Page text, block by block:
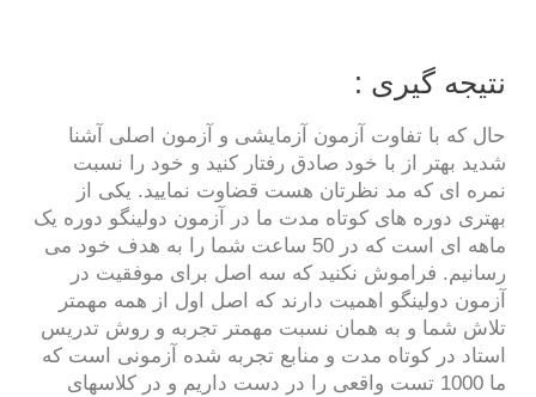
نتیجه گیری :
حال که با تفاوت آزمون آزمایشی و آزمون اصلی آشنا
شدید بهتر از با خود صادق رفتار کنید و خود را نسبت
نمره ای که مد نظرتان هست قضاوت نمایید. یکی از
بهتری دوره های کوتاه مدت ما در آزمون دولینگو دوره یک
ماهه ای است که در 50 ساعت شما را به هدف خود می
رسانیم. فراموش نکنید که سه اصل برای موفقیت در
آزمون دولینگو اهمیت دارند که اصل اول از همه مهمتر
تلاش شما و به همان نسبت مهمتر تجربه و روش تدریس
استاد در کوتاه مدت و منابع تجربه شده آزمونی است که
ما 1000 تست واقعی را در دست داریم و در کلاسهای